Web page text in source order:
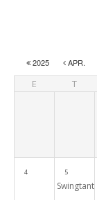
2025 APR.
E T
4 5